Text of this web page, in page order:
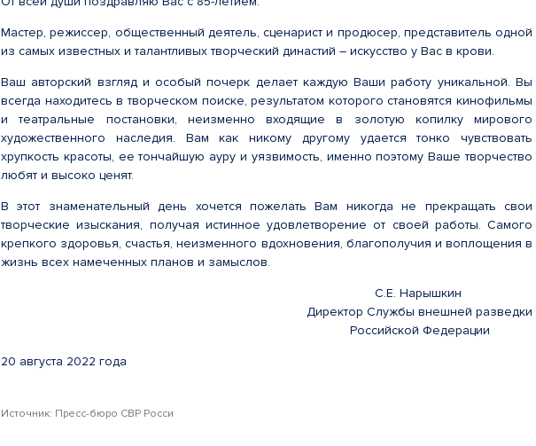
Мастер, режиссер, общественный деятель, сценарист и продюсер, представитель одной
из самых известных и талантливых творческий династий – искусство у Вас в крови.
Ваш авторский взгляд и особый почерк делает каждую Ваши работу уникальной. Вы
всегда находитесь в творческом поиске, результатом которого становятся кинофильмы
и театральные постановки, неизменно входящие в золотую копилку мирового
художественного наследия. Вам как никому другому удается тонко чувствовать
хрупкость красоты, ее тончайшую ауру и уязвимость, именно поэтому Ваше творчество
любят и высоко ценят.
В этот знаменательный день хочется пожелать Вам никогда не прекращать свои
творческие изыскания, получая истинное удовлетворение от своей работы. Самого
крепкого здоровья, счастья, неизменного вдохновения, благополучия и воплощения в
жизнь всех намеченных планов и замыслов.
С.Е. Нарышкин
Директор Службы внешней разведки
Российской Федерации
20 августа 2022 года
Источник: Пресс-бюро СВР Росси